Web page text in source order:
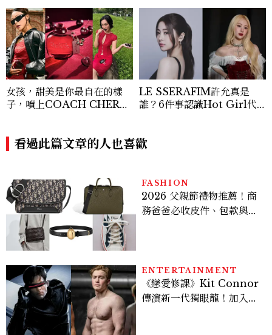
女孩，甜美是你最自在的樣
子，噴上COACH CHERR
LE SSERAFIM許允真是
誰？6件事認識Hot Girl代
光
看過此篇文章的人也喜歡
FASHION
2026 父親節禮物推薦！商
務爸爸必收皮件、包款與鞋
ENTERTAINMENT
《戀愛修課》Kit Connor
傳演新一代獨眼龍！加入新